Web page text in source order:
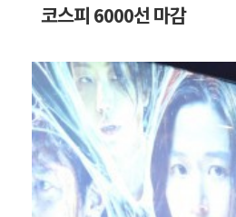
코스피 6000선 마감